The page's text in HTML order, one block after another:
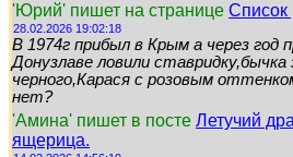
'Юрий' пишет на странице Список
28.02.2026 19:02:18
В 1974г прибыл в Крым а через год
Донузлаве ловили ставридку,бычка
черного,Карася с розовым
нет?
'Амина' пишет в посте Летучий
ящерица.